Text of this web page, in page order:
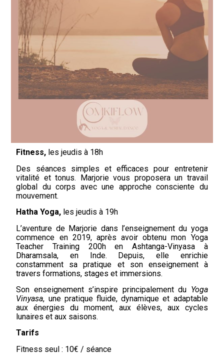
Fitness, les jeudis à 18h
Des séances simples et efficaces pour entretenir
vitalité et tonus. Marjorie vous proposera un travail
global du corps avec une approche consciente du
mouvement.
Hatha Yoga, les jeudis à 19h
L’aventure de Marjorie dans l’enseignement du yoga
commence en 2019, après avoir obtenu mon Yoga
Teacher Training 200h en Ashtanga-Vinyasa à
Dharamsala, en Inde. Depuis, elle enrichie
constamment sa pratique et son enseignement à
travers formations, stages et immersions.
Son enseignement s’inspire principalement du Yoga
Vinyasa, une pratique fluide, dynamique et adaptable
aux énergies du moment, aux élèves, aux cycles
lunaires et aux saisons.
Tarifs
Fitness seul : 10€ / séance